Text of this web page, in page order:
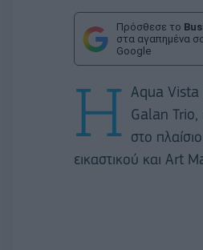
Πρόσθεσε το
στα αγαπημένα
Google
Η Aqua Vista
Galan Trio,
στο
εικαστικού και Art